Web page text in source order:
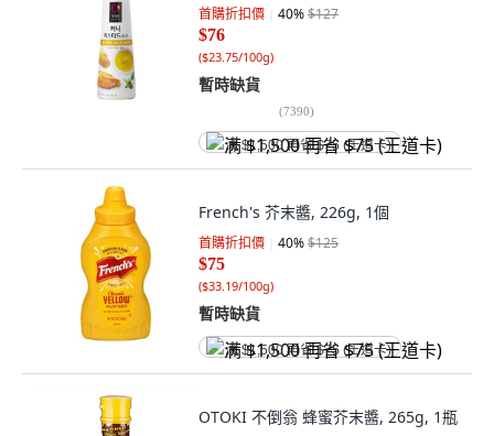
首購折扣價 40%$127
$76
($23.75/100g)
暫時缺貨
(7390)
满 $1,500 再省 $75 (王道卡)
French's 芥末醬, 226g, 1個
首購折扣價 40%$125
$75
($33.19/100g)
暫時缺貨
满 $1,500 再省 $75 (王道卡)
OTOKI 不倒翁 蜂蜜芥末醬, 265g, 1瓶